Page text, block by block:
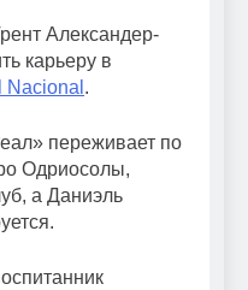
Александер-
карьеру в
Nacional .
переживает по
Одриосолы,
а Даниэль